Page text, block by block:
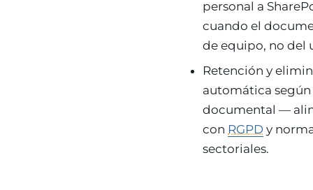
personal a
cuando el
de equipo, no del
Retención y
automática
documental —
con RGPD y
sectoriales.